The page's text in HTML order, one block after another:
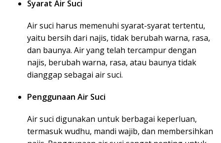
Syarat Air Suci
Air suci harus memenuhi syarat-syarat tertentu,
yaitu bersih dari najis, tidak berubah warna, rasa,
dan baunya. Air yang telah tercampur dengan
najis, berubah warna, rasa, atau baunya tidak
dianggap sebagai air suci.
Penggunaan Air Suci
Air suci digunakan untuk berbagai keperluan,
termasuk wudhu, mandi wajib, dan membersihkan